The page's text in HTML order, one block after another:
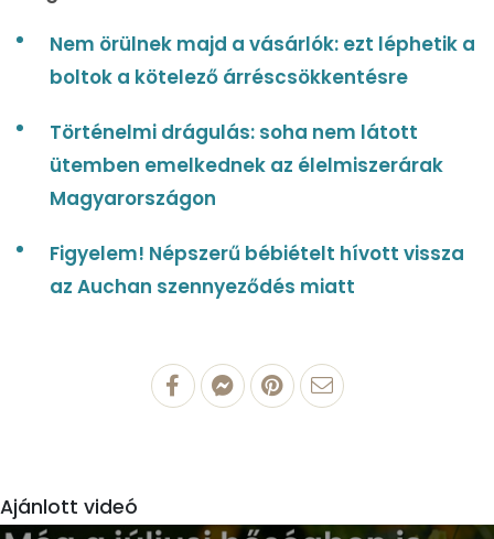
Nem örülnek majd a vásárlók: ezt léphetik a
boltok a kötelező árréscsökkentésre
Történelmi drágulás: soha nem látott
ütemben emelkednek az élelmiszerárak
Magyarországon
Figyelem! Népszerű bébiételt hívott vissza
az Auchan szennyeződés miatt
Ajánlott videó